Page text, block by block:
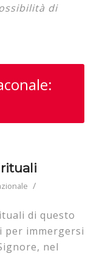
di
/
di questo
per immergersi
nel